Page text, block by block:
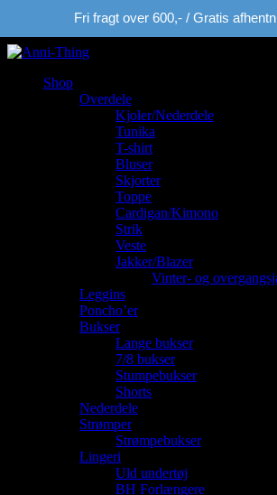
Fri fragt over 600,- / Gratis
Shop
Overdele
Kjoler/Nederdele
Tunika
T-shirt
Bluser
Skjorter
Toppe
Cardigan/Kimono
Strik
Veste
Jakker/Blazer
Vinter- og
Leggins
Poncho’er
Bukser
Lange bukser
7/8 bukser
Stumpebukser
Shorts
Nederdele
Strømper
Strømpebukser
Lingeri
Uld undertøj
BH Forlængere